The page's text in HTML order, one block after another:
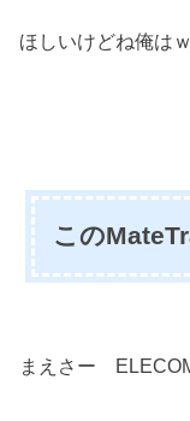
ほしいけどね俺は
この
まえさー